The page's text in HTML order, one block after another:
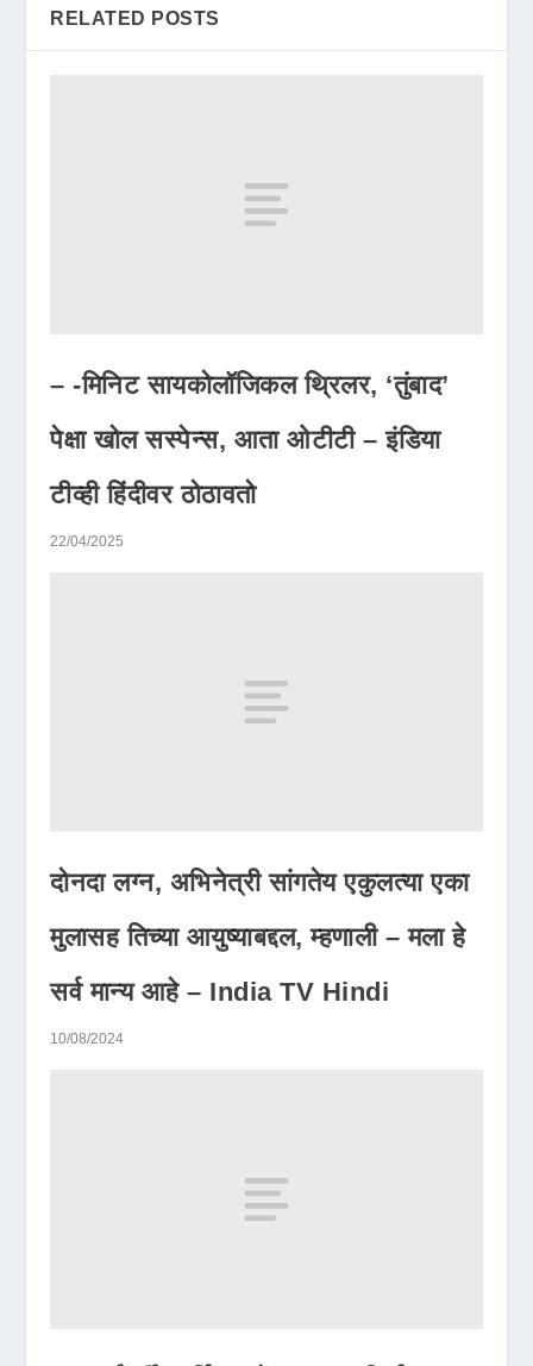
RELATED POSTS
– -मिनिट सायकोलॉजिकल थ्रिलर, ‘तुंबाद’
पेक्षा खोल सस्पेन्स, आता ओटीटी – इंडिया
टीव्ही हिंदीवर ठोठावतो
22/04/2025
दोनदा लग्न, अभिनेत्री सांगतेय एकुलत्या एका
मुलासह तिच्या आयुष्याबद्दल, म्हणाली – मला हे
सर्व मान्य आहे – India TV Hindi
10/08/2024